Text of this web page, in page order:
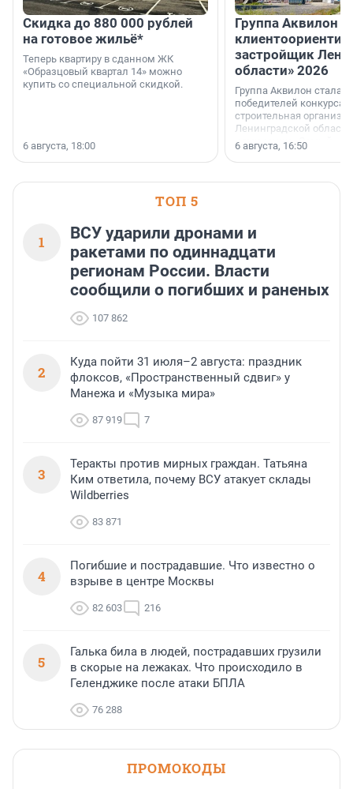
Скидка до 880 000 рублей
на готовое жильё*
Теперь квартиру в сданном ЖК
«Образцовый квартал 14» можно
купить со специальной скидкой.
6 августа, 18:00
Группа Аквилон
застройщик
области» 2026
Группа Аквилон стала
победителей конкурса
строительная
Ленинградской области
номинации «Самый
застройщик
6 августа, 16:50
ТОП 5
1
ВСУ ударили дронами и
ракетами по одиннадцати
регионам России. Власти
сообщили о погибших и раненых
107 862
2
Куда пойти 31 июля–2 августа: праздник
флоксов, «Пространственный сдвиг» у
Манежа и «Музыка мира»
87 919 7
3
Теракты против мирных граждан. Татьяна
Ким ответила, почему ВСУ атакует склады
Wildberries
83 871
4
Погибшие и пострадавшие. Что известно о
взрыве в центре Москвы
82 603 216
5
Галька била в людей, пострадавших грузили
в скорые на лежаках. Что происходило в
Геленджике после атаки БПЛА
76 288
ПРОМОКОДЫ